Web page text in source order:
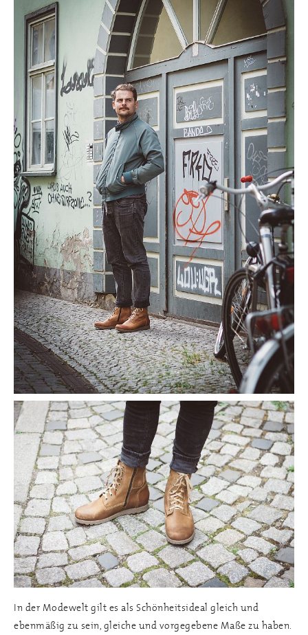
In der Modewelt gilt es als Schönheitsideal gleich und
ebenmäßig zu sein, gleiche und vorgegebene Maße zu haben.